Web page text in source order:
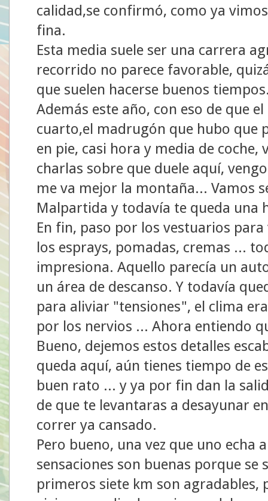
calidad,se confirmó, como ya
fina.
Esta media suele ser una carrera
recorrido no parece favorable,
que suelen hacerse buenos
Además este año, con eso de que
cuarto,el madrugón que hubo que
en pie, casi hora y media de
charlas sobre que duele aquí,
me va mejor la montaña... Vamos
Malpartida y todavía te queda una
En fin, paso por los vestuarios
los esprays, pomadas, cremas ...
impresiona. Aquello parecía un
un área de descanso. Y todavía
para aliviar "tensiones", el clima
por los nervios ... Ahora entiendo
Bueno, dejemos estos detalles
queda aquí, aún tienes tiempo de
buen rato ... y ya por fin dan la
de que te levantaras a desayunar
correr ya cansado.
Pero bueno, una vez que uno echa
sensaciones son buenas porque se
primeros siete km son